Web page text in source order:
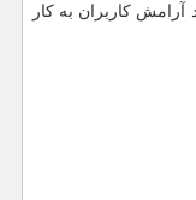
آرامش كاربران به كار